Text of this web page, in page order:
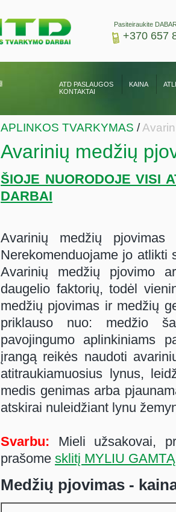
Pasiteiraukite
+370 657
ATD PASLAUGOS KAINA
KONTAKTAI
APLINKOS TVARKYMAS /
Avarinių medžių
ŠIOJE NUORODOJE VISI
DARBAI
Avarinių medžių
Nerekomenduojame jo atlikti
Avarinių medžių pjovimo
daugelio faktorių, todėl
medžių pjovimas ir medžių
priklauso nuo: medžio
pavojingumo aplinkiniams
įrangą reikės naudoti
atitraukiamuosius lynus,
medis genimas arba
atskirai nuleidžiant lynu
Svarbu: Mieli užsakovai,
prašome sklitį MYLIU
Medžių pjovimas -